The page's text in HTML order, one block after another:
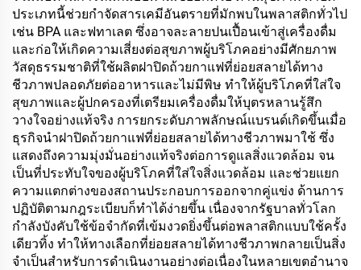
ประเภทนี้ช่วยกำจัดสารเคมีอันตรายที่มักพบในพลาสติกทั่วไป
เช่น BPA และฟทาเลต ซึ่งอาจละลายปนเปื้อนเข้าสู่เครื่องดื่ม
และก่อให้เกิดความเสี่ยงต่อสุขภาพผู้บริโภคอย่างมีศักยภาพ
วัสดุธรรมชาติที่ใช้ผลิตฝาปิดถ้วยกาแฟที่ย่อยสลายได้ทาง
ชีวภาพปลอดภัยต่ออาหารและไม่มีพิษ ทำให้ผู้บริโภคที่ใส่ใจ
สุขภาพและผู้ปกครองที่เตรียมเครื่องดื่มให้บุตรหลานรู้สึก
วางใจอย่างแท้จริง การยกระดับภาพลักษณ์แบรนด์เกิดขึ้นเมื่อ
ธุรกิจนำฝาปิดถ้วยกาแฟที่ย่อยสลายได้ทางชีวภาพมาใช้ ซึ่ง
แสดงถึงความมุ่งมั่นอย่างแท้จริงต่อการดูแลสิ่งแวดล้อม จน
เป็นที่ประทับใจของผู้บริโภคที่ใส่ใจสิ่งแวดล้อม และช่วยแยก
ความแตกต่างของสถานประกอบการออกจากคู่แข่ง ด้านการ
ปฏิบัติตามกฎระเบียบก็ทำได้ง่ายขึ้น เนื่องจากรัฐบาลทั่วโลก
กำลังบังคับใช้ข้อจำกัดที่เข้มงวดยิ่งขึ้นต่อพลาสติกแบบใช้ครั้ง
เดียวทิ้ง ทำให้ทางเลือกที่ย่อยสลายได้ทางชีวภาพกลายเป็นสิ่ง
จำเป็นสำหรับการดำเนินงานอย่างต่อเนื่องในหลายเขตอำนาจ